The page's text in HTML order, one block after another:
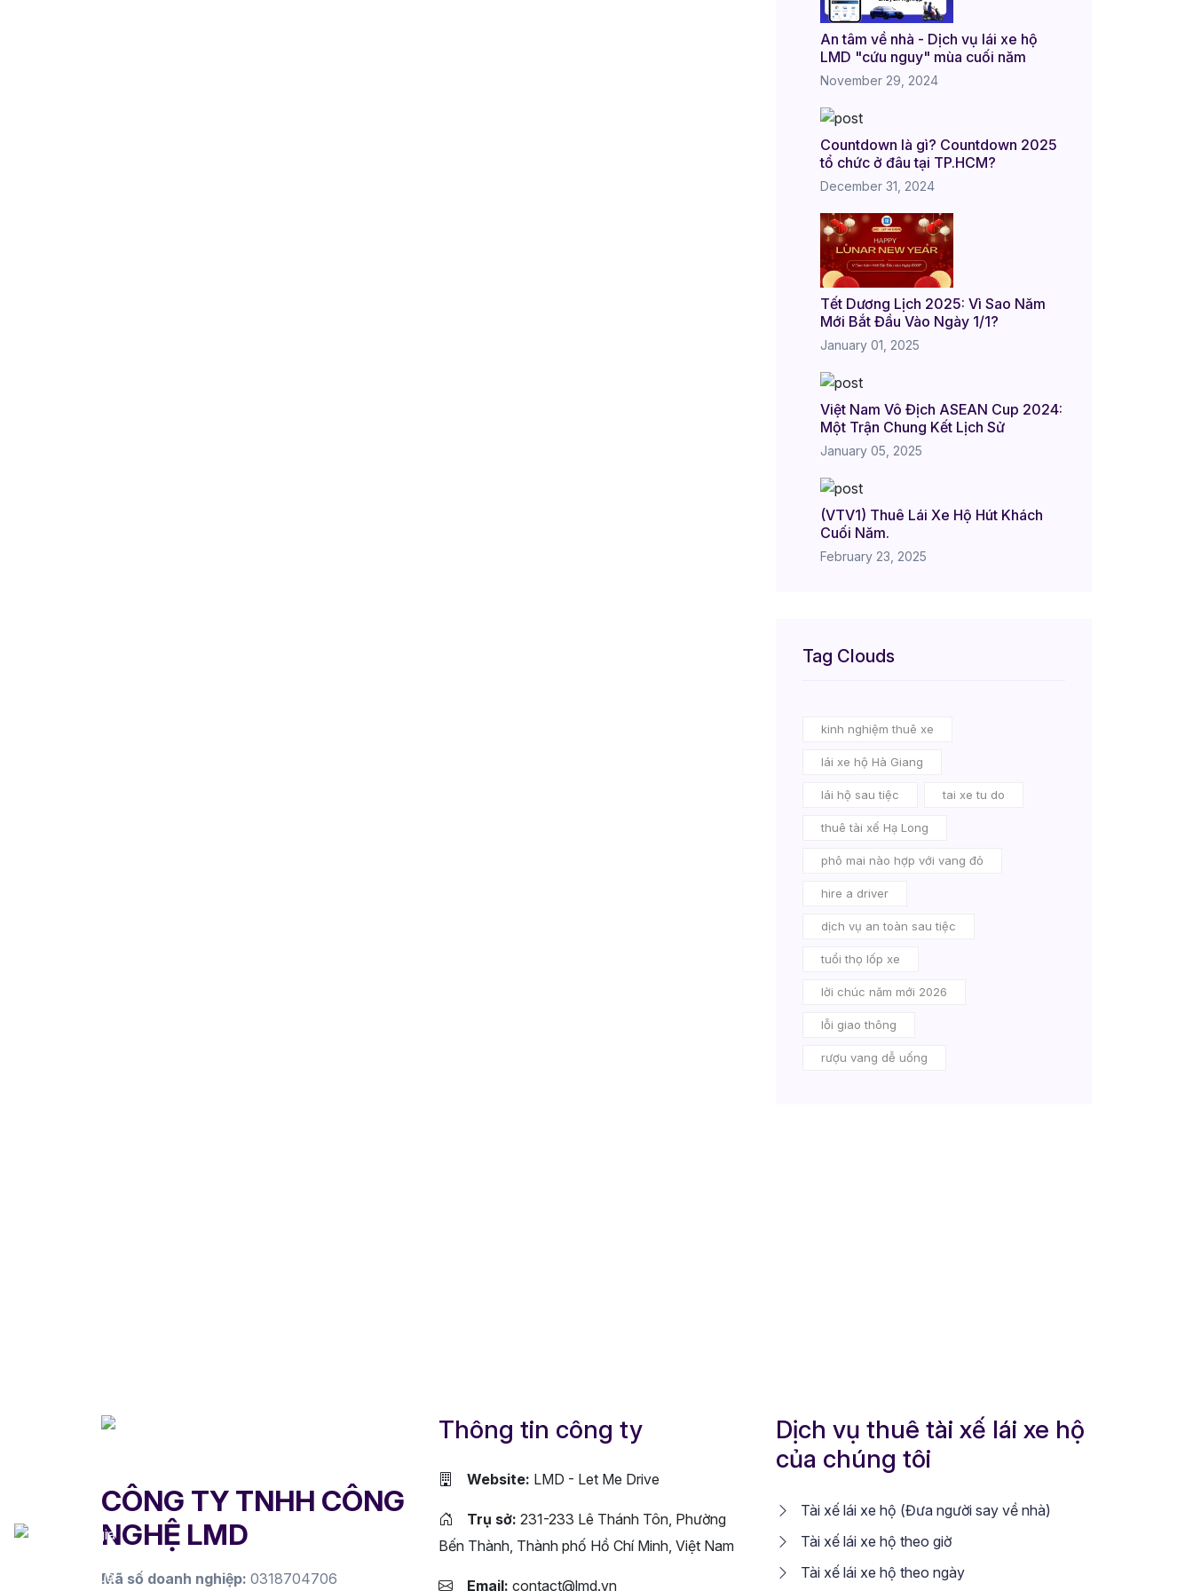
An tâm về nhà - Dịch vụ lái xe hộ
LMD "cứu nguy" mùa cuối năm
November 29, 2024
Countdown là gì? Countdown 2025
tổ chức ở đâu tại TP.HCM?
December 31, 2024
Tết Dương Lịch 2025: Vì Sao Năm
Mới Bắt Đầu Vào Ngày 1/1?
January 01, 2025
Việt Nam Vô Địch ASEAN Cup 2024:
Một Trận Chung Kết Lịch Sử
January 05, 2025
(VTV1) Thuê Lái Xe Hộ Hút Khách
Cuối Năm.
February 23, 2025
Tag Clouds
kinh nghiệm thuê xe
lái xe hộ Hà Giang
lái hộ sau tiệc tai xe tu do
thuê tài xế Hạ Long
phô mai nào hợp với vang đỏ
hire a driver
dịch vụ an toàn sau tiệc
tuổi thọ lốp xe
lời chúc năm mới 2026
lỗi giao thông
rượu vang dễ uống
CÔNG TY TNHH CÔNG
NGHỆ LMD
Mã số doanh nghiệp: 0318704706
Thông tin công ty
Website: LMD - Let Me Drive
Trụ sở: 231-233 Lê Thánh Tôn, Phường
Bến Thành, Thành phố Hồ Chí Minh, Việt Nam
Email: contact@lmd.vn
Dịch vụ thuê tài xế lái xe hộ
của chúng tôi
Tài xế lái xe hộ (Đưa người say về nhà)
Tài xế lái xe hộ theo giờ
Tài xế lái xe hộ theo ngày